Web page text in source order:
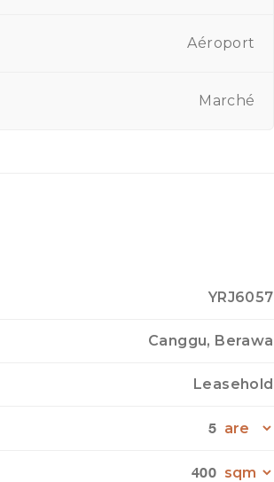
Aéroport
Marché
YRJ6057
Canggu, Berawa
Leasehold
5
400